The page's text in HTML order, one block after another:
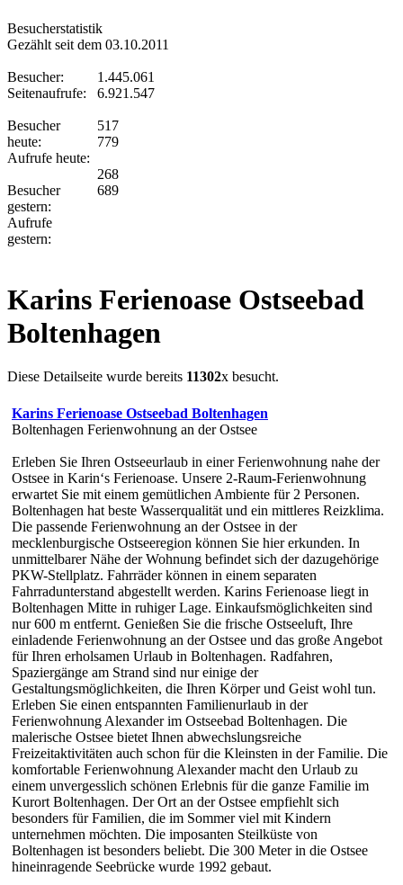
Besucherstatistik
Gezählt seit dem 03.10.2011
Besucher:
Seitenaufrufe:
Besucher
heute:
Aufrufe heute:
Besucher
gestern:
Aufrufe
gestern:
1.445.061
6.921.547
517
779
268
689
Karins Ferienoase Ostseebad
Boltenhagen
Diese Detailseite wurde bereits 11302x besucht.
Karins Ferienoase Ostseebad Boltenhagen
Boltenhagen Ferienwohnung an der Ostsee
Erleben Sie Ihren Ostseeurlaub in einer Ferienwohnung nahe der
Ostsee in Karin‘s Ferienoase. Unsere 2-Raum-Ferienwohnung
erwartet Sie mit einem gemütlichen Ambiente für 2 Personen.
Boltenhagen hat beste Wasserqualität und ein mittleres Reizklima.
Die passende Ferienwohnung an der Ostsee in der
mecklenburgische Ostseeregion können Sie hier erkunden. In
unmittelbarer Nähe der Wohnung befindet sich der dazugehörige
PKW-Stellplatz. Fahrräder können in einem separaten
Fahrradunterstand abgestellt werden. Karins Ferienoase liegt in
Boltenhagen Mitte in ruhiger Lage. Einkaufsmöglichkeiten sind
nur 600 m entfernt. Genießen Sie die frische Ostseeluft, Ihre
einladende Ferienwohnung an der Ostsee und das große Angebot
für Ihren erholsamen Urlaub in Boltenhagen. Radfahren,
Spaziergänge am Strand sind nur einige der
Gestaltungsmöglichkeiten, die Ihren Körper und Geist wohl tun.
Erleben Sie einen entspannten Familienurlaub in der
Ferienwohnung Alexander im Ostseebad Boltenhagen. Die
malerische Ostsee bietet Ihnen abwechslungsreiche
Freizeitaktivitäten auch schon für die Kleinsten in der Familie. Die
komfortable Ferienwohnung Alexander macht den Urlaub zu
einem unvergesslich schönen Erlebnis für die ganze Familie im
Kurort Boltenhagen. Der Ort an der Ostsee empfiehlt sich
besonders für Familien, die im Sommer viel mit Kindern
unternehmen möchten. Die imposanten Steilküste von
Boltenhagen ist besonders beliebt. Die 300 Meter in die Ostsee
hineinragende Seebrücke wurde 1992 gebaut.